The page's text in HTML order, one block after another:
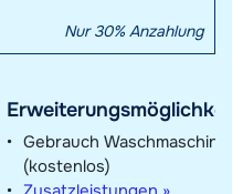
Nur 30% Anzahlung
Gebrauch Waschmaschine
(kostenlos)